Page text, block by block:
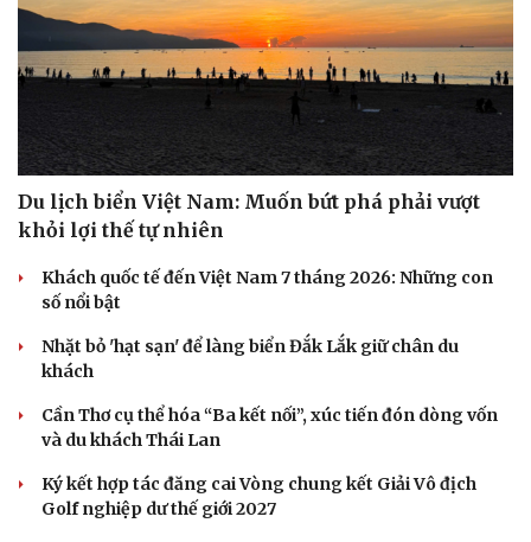
Du lịch biển Việt Nam: Muốn bứt phá phải vượt
khỏi lợi thế tự nhiên
Khách quốc tế đến Việt Nam 7 tháng 2026: Những con
số nổi bật
Nhặt bỏ 'hạt sạn' để làng biển Đắk Lắk giữ chân du
khách
Cần Thơ cụ thể hóa “Ba kết nối”, xúc tiến đón dòng vốn
và du khách Thái Lan
Ký kết hợp tác đăng cai Vòng chung kết Giải Vô địch
Golf nghiệp dư thế giới 2027
KINH TẾ